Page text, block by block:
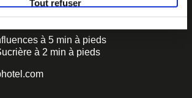
Tout refuser
à 5 min à pieds
à 2 min à pieds